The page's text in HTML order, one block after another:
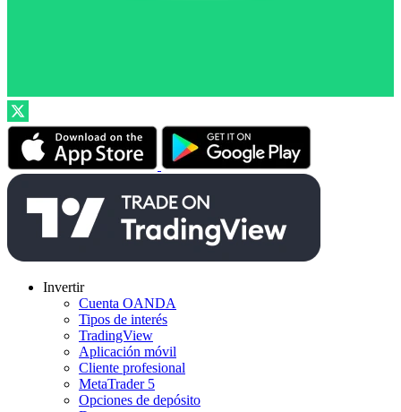
Invertir
Cuenta OANDA
Tipos de interés
TradingView
Aplicación móvil
Cliente profesional
MetaTrader 5
Opciones de depósito